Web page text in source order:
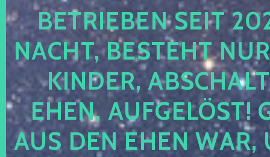
TRIEBEN SEIT 2024
CHT, BESTEHT NUR
NDER,
EN, AUFGELÖST!
S DEN EHEN WAR,